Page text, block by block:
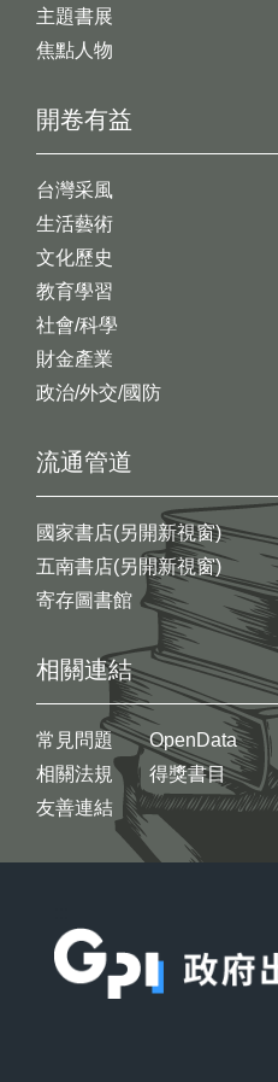
開卷有益
台灣采風
生活藝術
文化歷史
教育學習
社會/科學
財金產業
政治/外交/國防
主題書展
焦點人物
流通管道
國家書店(另開新視窗)
五南書店(另開新視窗)
寄存圖書館
相關連結
常見問題
相關法規
友善連結
OpenData
得獎書目